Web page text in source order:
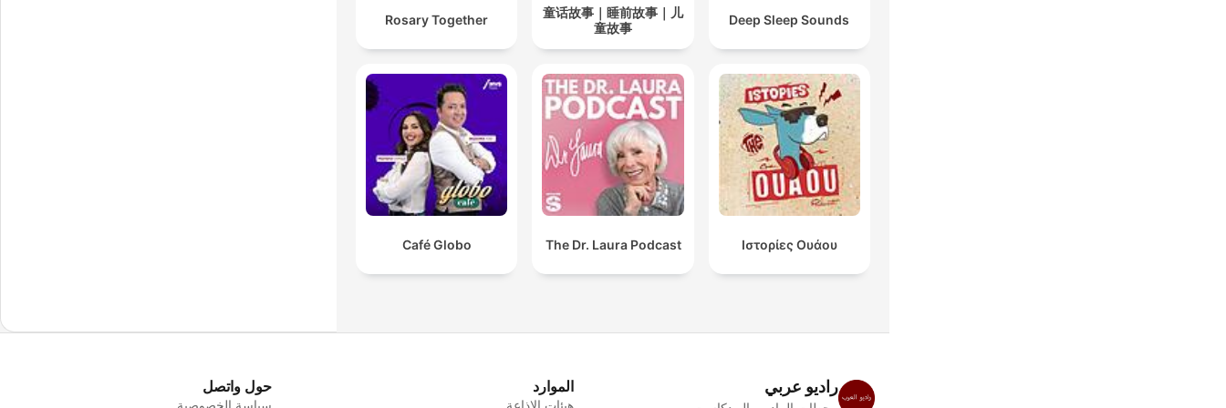
Deep Sleep Sounds
童话故事｜睡前故事｜儿
童故事
Rosary Together
Ιστορίες Ουάου
The Dr. Laura Podcast
Café Globo
راديو عربي الموارد
هيئات الإذاعة
حول واتصل
سياسة الخصوصية